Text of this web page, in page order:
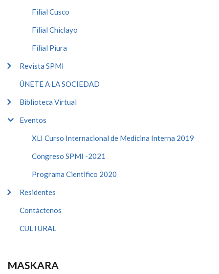
Filial Cusco
Filial Chiclayo
Filial Piura
Revista SPMI
ÚNETE A LA SOCIEDAD
Biblioteca Virtual
Eventos
XLI Curso Internacional de Medicina Interna 2019
Congreso SPMI -2021
Programa Cientifico 2020
Residentes
Contáctenos
CULTURAL
MASKARA